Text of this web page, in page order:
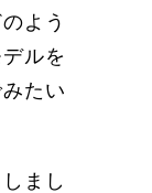
よう
ルを
たい
まし